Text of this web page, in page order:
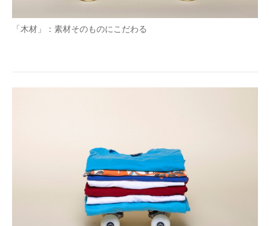
「木材」：素材そのものにこだわる